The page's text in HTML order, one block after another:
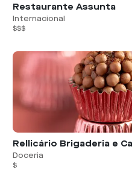
Restaurante Assunta
Internacional
$$$
Doceria
$